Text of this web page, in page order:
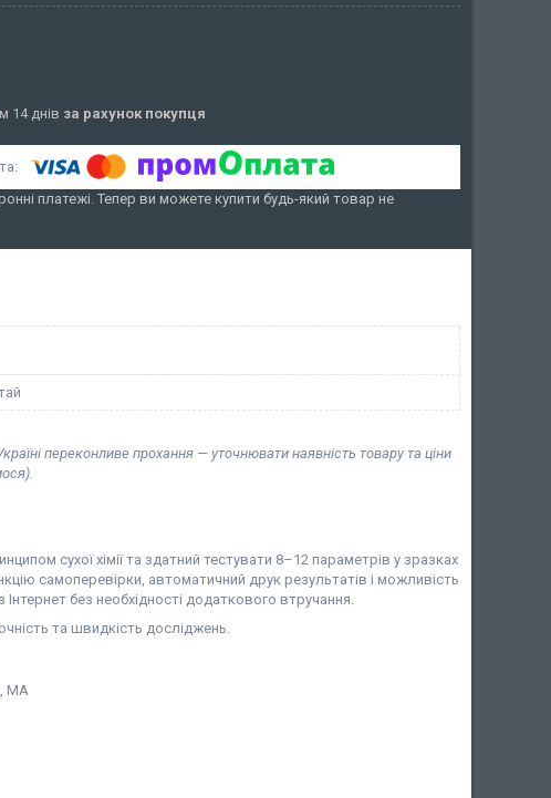
14 днів за рахунок покупця
платежі. Тепер ви можете купити будь-який товар не
переконливе прохання — уточнювати наявність товару та ціни
сухої хімії та здатний тестувати 8–12 параметрів у зразках
самоперевірки, автоматичний друк результатів і можливість
без необхідності додаткового втручання.
та швидкість досліджень.
MA